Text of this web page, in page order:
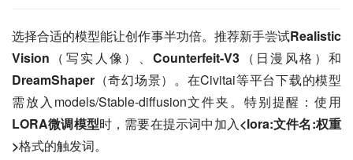
选择合适的模型能让创作事半功倍。推荐新手尝试Realistic
Vision （写实人像）、Counterfeit-V3 （日漫风格）和
DreamShaper （奇幻场景）。在Civitai等平台下载的模型
需放入models/Stable-diffusion文件夹。特别提醒：使用
LORA微调模型时，需要在提示词中加入<lora:文件名:权重
>格式的触发词。